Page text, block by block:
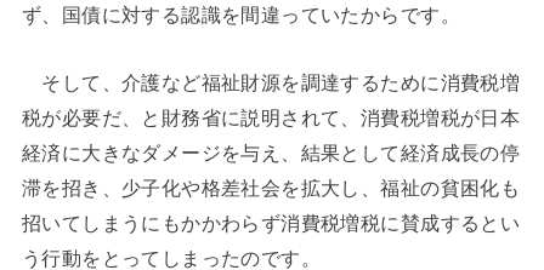
ず、国債に対する認識を間違っていたからです。
そして、介護など福祉財源を調達するために消費税増
税が必要だ、と財務省に説明されて、消費税増税が日本
経済に大きなダメージを与え、結果として経済成長の停
滞を招き、少子化や格差社会を拡大し、福祉の貧困化も
招いてしまうにもかかわらず消費税増税に賛成するとい
う行動をとってしまったのです。